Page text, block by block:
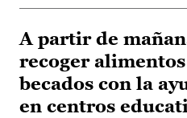
A partir de
recoger
becados con la
en centros